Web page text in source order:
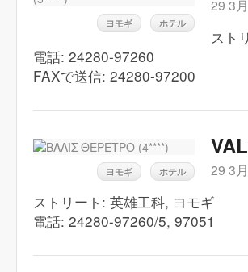
ヨモギ ホテル
29 3
スト
電話: 24280-97260
FAXで送信: 24280-97200
ヨモギ ホテル 29 3
ストリート: 英雄工科, ヨモギ
電話: 24280-97260/5, 97051